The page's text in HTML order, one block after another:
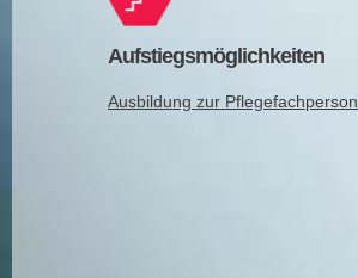
Aufstiegsmöglichkeiten
Ausbildung zur Pflegefachperson